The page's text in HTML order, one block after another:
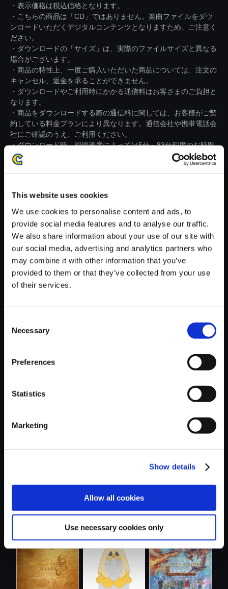
This website uses cookies
We use cookies to personalise content and ads, to
provide social media features and to analyse our traffic.
We also share information about your use of our site with
our social media, advertising and analytics partners who
may combine it with other information that you’ve
provided to them or that they’ve collected from your use
of their services.
Selection
Necessary
Preferences
Statistics
Marketing
Show details
Allow all cookies
Use necessary cookies only
・表示価格は税込価格となります。
・こちらの商品は「CD」ではありません。楽曲ファイルをダウ
ンロードいただくデジタルコンテンツとなりますため、ご注意く
ださい。
・ダウンロードの「サイズ」は、実際のファイルサイズと異なる
場合がございます。
・商品の特性上、一度ご購入いただいた商品については、注文の
キャンセル、返金を承ることができません。
・ダウンロードやご利用時にかかる通信料はお客さまのご負担と
なります。
・商品をダウンロードする際の通信料に関しては、お客様がご契
約している料金プランにより異なります。通信会社や携帯電話会
社にご確認のうえ、ご利用ください。
・ダウンロード時、回線速度によっては5分～83分程度のお時間
がかかる場合がございます。
※ご購入いただいたファイルのダウンロードの際には、通信環境
【単曲】モンスターハンタース
トーリーズ3 ～運命の双竜～
オリジナル・サウンドトラック
おすすめ商品
ー 回転アク....
ーハンターワ...
スターハンタ...